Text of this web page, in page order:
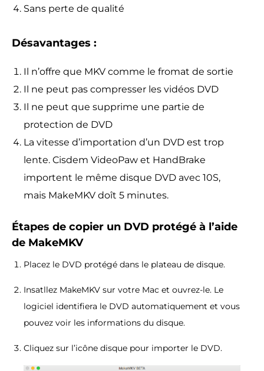
Sans perte de qualité
Désavantages :
Il n’offre que MKV comme le fromat de sortie
Il ne peut pas compresser les vidéos DVD
Il ne peut que supprime une partie de
protection de DVD
La vitesse d’importation d’un DVD est trop
lente. Cisdem VideoPaw et HandBrake
importent le même disque DVD avec 10S,
mais MakeMKV doît 5 minutes.
Étapes de copier un DVD protégé à l’aide
de MakeMKV
Placez le DVD protégé dans le plateau de disque.
Insatllez MakeMKV sur votre Mac et ouvrez-le. Le
logiciel identifiera le DVD automatiquement et vous
pouvez voir les informations du disque.
Cliquez sur l’icône disque pour importer le DVD.